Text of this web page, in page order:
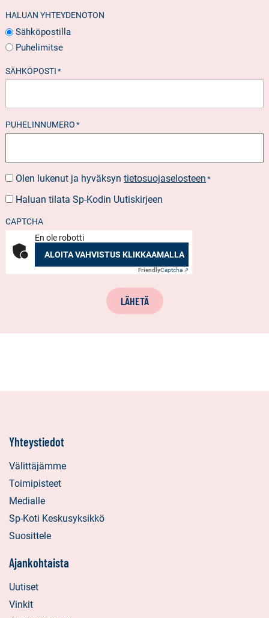
HALUAN YHTEYDENOTON
Sähköpostilla
Puhelimitse
SÄHKÖPOSTI *
PUHELINNUMERO *
SUOSTUMUS*
Olen lukenut ja hyväksyn tietosuojaselosteen *
UUTISKIRJEEN
Haluan tilata Sp-Kodin Uutiskirjeen
CAPTCHA
En ole robotti
ALOITA VAHVISTUS KLIKKAAMALLA
FriendlyCaptcha ⇗
LÄHETÄ
Yhteystiedot
Välittäjämme
Toimipisteet
Medialle
Sp-Koti Keskusyksikkö
Suosittele
Ajankohtaista
Uutiset
Vinkit